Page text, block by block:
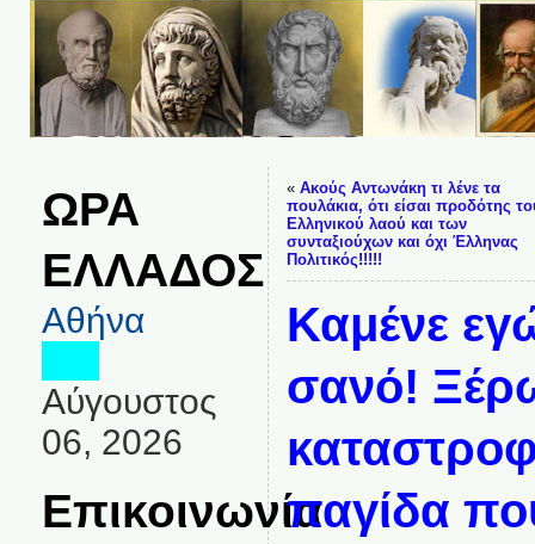
ΩΡΑ
ΕΛΛΑΔΟΣ
Αθήνα
Αύγουστος
06, 2026
Επικοινωνία
« Ακούς Αντωνάκη τι λένε τα
πουλάκια, ότι είσαι προδότης
Ελληνικού λαού και των
συνταξιούχων και όχι Έλληνας
Πολιτικός!!!!!
Καμένε
σανό!
παγίδα